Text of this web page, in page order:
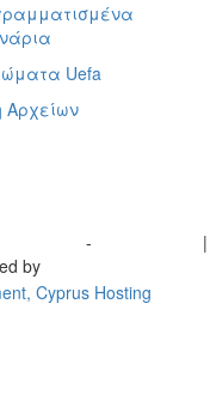
Uefa
Αρχείων
-
|
by